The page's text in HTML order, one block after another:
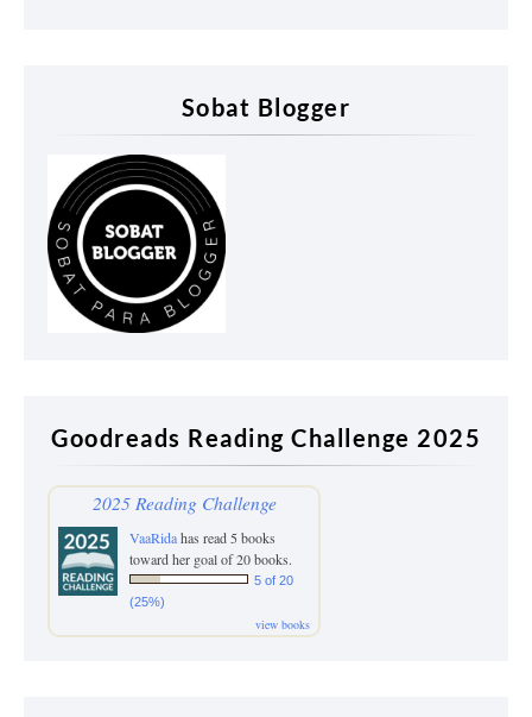
Sobat Blogger
Goodreads Reading Challenge 2025
2025 Reading Challenge
VaaRidahas read 5 books
toward her goal of 20 books.
5 of 20
(25%)
view books